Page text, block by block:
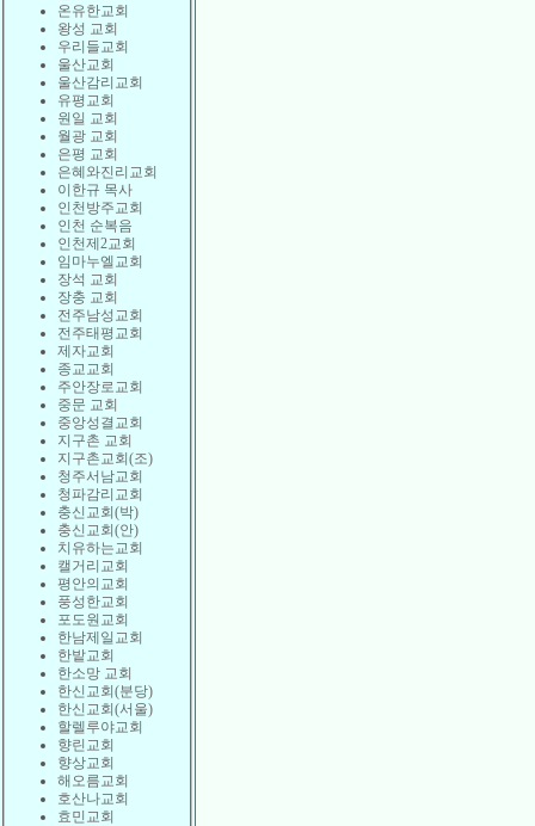
온유한교회
왕성 교회
우리들교회
울산교회
울산감리교회
유평교회
원일 교회
월광 교회
은평 교회
은혜와진리교회
이한규 목사
인천방주교회
인천 순복음
인천제2교회
임마누엘교회
장석 교회
장충 교회
전주남성교회
전주태평교회
제자교회
종교교회
주안장로교회
중문 교회
중앙성결교회
지구촌 교회
지구촌교회(조)
청주서남교회
청파감리교회
충신교회(박)
충신교회(안)
치유하는교회
캘거리교회
평안의교회
풍성한교회
포도원교회
한남제일교회
한밭교회
한소망 교회
한신교회(분당)
한신교회(서울)
할렐루야교회
향린교회
향상교회
해오름교회
호산나교회
효민교회